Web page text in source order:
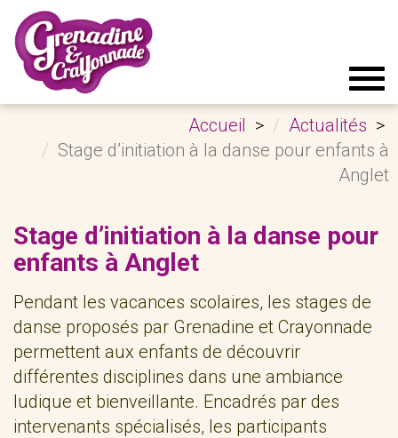
Accueil
Actualités
Stage d’initiation à la danse pour enfants à
Anglet
Stage d’initiation à la danse pour
enfants à Anglet
Pendant les vacances scolaires, les stages de
danse proposés par Grenadine et Crayonnade
permettent aux enfants de découvrir
différentes disciplines dans une ambiance
ludique et bienveillante. Encadrés par des
intervenants spécialisés, les participants